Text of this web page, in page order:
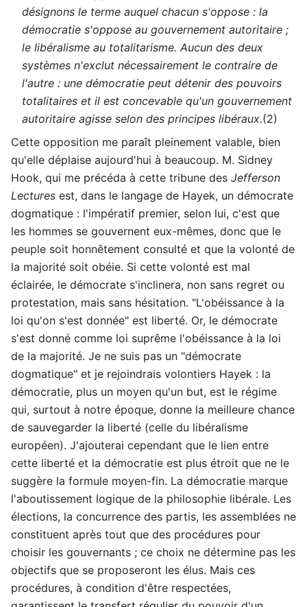
désignons le terme auquel chacun s'oppose : la
démocratie s'oppose au gouvernement autoritaire ;
le libéralisme au totalitarisme. Aucun des deux
systèmes n'exclut nécessairement le contraire de
l'autre : une démocratie peut détenir des pouvoirs
totalitaires et il est concevable qu'un gouvernement
autoritaire agisse selon des principes libéraux.(2)
Cette opposition me paraît pleinement valable, bien
qu'elle déplaise aujourd'hui à beaucoup. M. Sidney
Hook, qui me précéda à cette tribune des Jefferson
Lectures est, dans le langage de Hayek, un démocrate
dogmatique : l'impératif premier, selon lui, c'est que
les hommes se gouvernent eux-mêmes, donc que le
peuple soit honnêtement consulté et que la volonté de
la majorité soit obéie. Si cette volonté est mal
éclairée, le démocrate s'inclinera, non sans regret ou
protestation, mais sans hésitation. "L'obéissance à la
loi qu'on s'est donnée" est liberté. Or, le démocrate
s'est donné comme loi suprême l'obéissance à la loi
de la majorité. Je ne suis pas un "démocrate
dogmatique" et je rejoindrais volontiers Hayek : la
démocratie, plus un moyen qu'un but, est le régime
qui, surtout à notre époque, donne la meilleure chance
de sauvegarder la liberté (celle du libéralisme
européen). J'ajouterai cependant que le lien entre
cette liberté et la démocratie est plus étroit que ne le
suggère la formule moyen-fin. La démocratie marque
l'aboutissement logique de la philosophie libérale. Les
élections, la concurrence des partis, les assemblées ne
constituent après tout que des procédures pour
choisir les gouvernants ; ce choix ne détermine pas les
objectifs que se proposeront les élus. Mais ces
procédures, à condition d'être respectées,